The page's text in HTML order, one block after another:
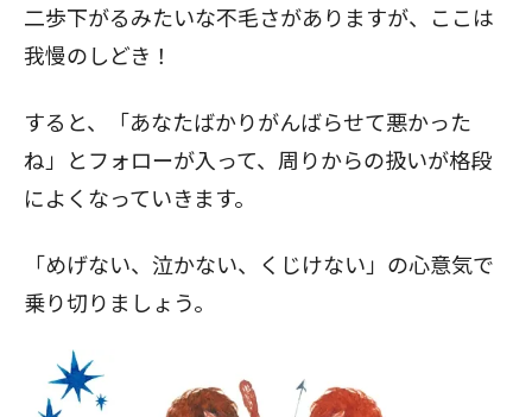
二歩下がるみたいな不毛さがありますが、ここは
我慢のしどき！
すると、「あなたばかりがんばらせて悪かった
ね」とフォローが入って、周りからの扱いが格段
によくなっていきます。
「めげない、泣かない、くじけない」の心意気で
乗り切りましょう。